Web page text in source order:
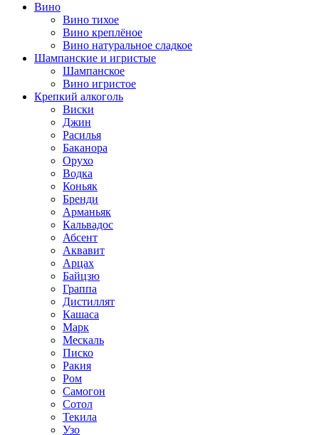
Вино
Вино тихое
Вино креплёное
Вино натуральное сладкое
Шампанские и игристые
Шампанское
Вино игристое
Крепкий алкоголь
Виски
Джин
Расилья
Баканора
Орухо
Водка
Коньяк
Бренди
Арманьяк
Кальвадос
Абсент
Аквавит
Арцах
Байцзю
Граппа
Дистиллят
Кашаса
Марк
Мескаль
Писко
Ракия
Ром
Самогон
Сотол
Текила
Узо